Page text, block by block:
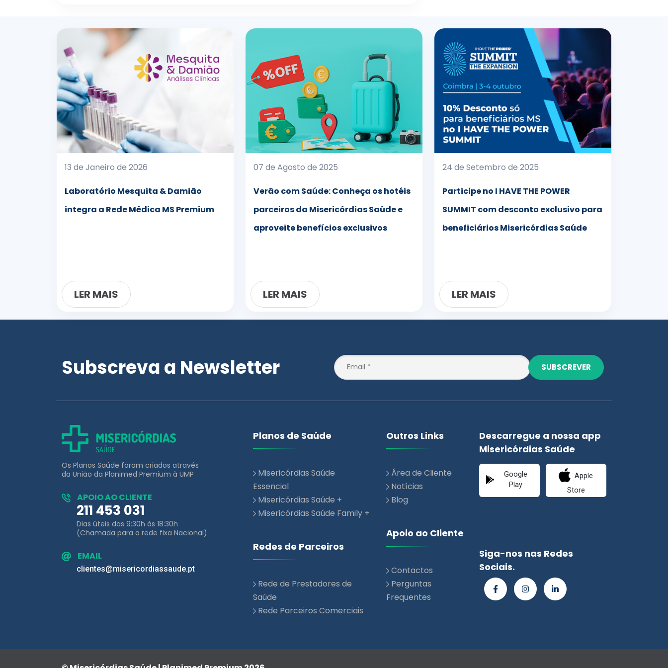
13 de Janeiro de 2026
Laboratório Mesquita & Damião
integra a Rede Médica MS Premium
LER MAIS
07 de Agosto de 2025
Verão com Saúde: Conheça os hotéis
parceiros da Misericórdias Saúde e
aproveite benefícios exclusivos
LER MAIS
24 de Setembro de 2025
Participe no I HAVE THE POWER
SUMMIT com desconto exclusivo para
beneficiários Misericórdias Saúde
LER MAIS
Subscreva a Newsletter SUBSCREVER
Os Planos Saúde foram criados através
da União da Planimed Premium à UMP
APOIO AO CLIENTE
211 453 031
Dias úteis das 9:30h às 18:30h
(Chamada para a rede fixa Nacional)
EMAIL
clientes@misericordiassaude.pt
Planos de Saúde
Misericórdias Saúde
Essencial
Misericórdias Saúde +
Misericórdias Saúde Family +
Redes de Parceiros
Rede de Prestadores de
Saúde
Rede Parceiros Comerciais
Outros Links
Área de Cliente
Notícias
Blog
Apoio ao Cliente
Contactos
Perguntas
Frequentes
Descarregue a nossa app
Misericórdias Saúde
Google
Play
Apple
Store
Siga-nos nas Redes
Sociais.